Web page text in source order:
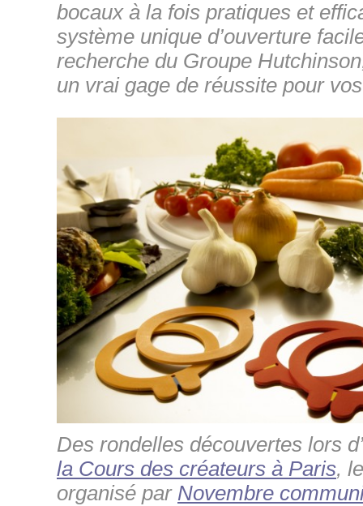
bocaux à la fois pratiques et
système unique d’ouverture
recherche du Groupe
un vrai gage de réussite pour
Des rondelles découvertes lors
la Cours des créateurs à Paris,
organisé par Novembre